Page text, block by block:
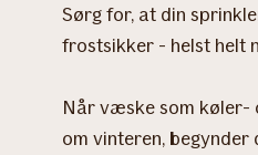
Sørg for, at din
frostsikker - helst helt
Når væske som
om vinteren, begynder